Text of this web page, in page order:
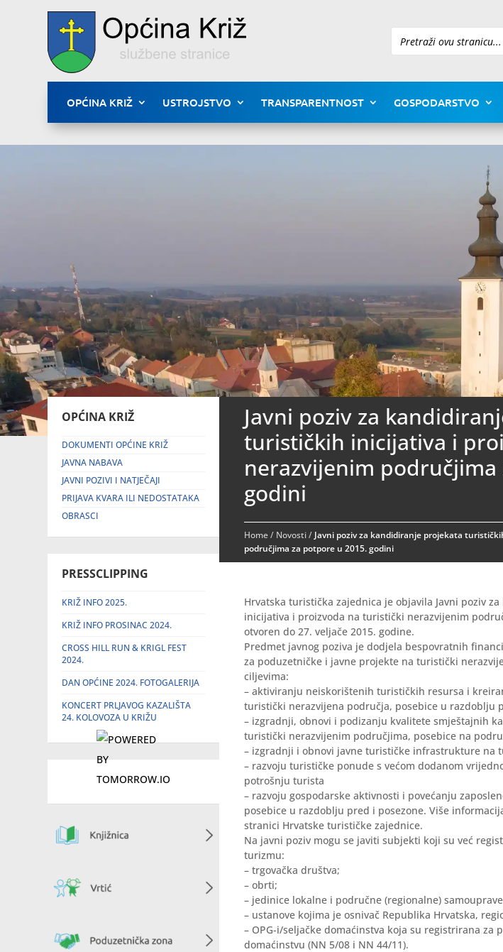
Pretraži
OPĆINA KRIŽ USTROJSTVO TRANSPARENTNOST GOSPODARSTVO
OPĆINA KRIŽ
DOKUMENTI OPĆINE KRIŽ
JAVNA NABAVA
JAVNI POZIVI I NATJEČAJI
PRIJAVA KVARA ILI NEDOSTATAKA
OBRASCI
PRESSCLIPPING
KRIŽ INFO 2025.
KRIŽ INFO PROSINAC 2024.
CROSS HILL RUN & KRIGL FEST
2024.
DAN OPĆINE 2024. FOTOGALERIJA
KONCERT PRLJAVOG KAZALIŠTA
24. KOLOVOZA U KRIŽU
Javni poziv za
turističkih inicijativa i
nerazvijenim područjima
godini
Home/ Novosti/ Javni poziv za kandidiranje projekata
područjima za potpore u 2015. godini
Hrvatska turistička zajednica je objavila Javni poziv
inicijativa i proizvoda na turistički nerazvijenim
otvoren do 27. veljače 2015. godine.
Predmet javnog poziva je dodjela bespovratnih
za poduzetničke i javne projekte na turistički
ciljevima:
– aktiviranju neiskorištenih turističkih resursa i
turistički nerazvijena područja, posebice u razdoblju
– izgradnji, obnovi i podizanju kvalitete smještajnih
turistički nerazvijenim područjima, posebice na
– izgradnji i obnovi javne turističke infrastrukture na
– razvoju turističke ponude s većom dodanom
potrošnju turista
– razvoju gospodarske aktivnosti i povećanju
posebice u razdoblju pred i posezone. Više
stranici Hrvatske turističke zajednice.
Na javni poziv mogu se javiti subjekti koji su već
turizmu:
– trgovačka društva;
– obrti;
– jedinice lokalne i područne (regionalne)
– ustanove kojima je osnivač Republika Hrvatska,
– OPG-i/seljačke domaćinstva koja su registrirana
domaćinstvu (NN 5/08 i NN 44/11).